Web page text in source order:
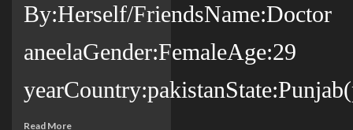
By:Herself/FriendsName:Doctor
aneelaGender:FemaleAge:29
Read More